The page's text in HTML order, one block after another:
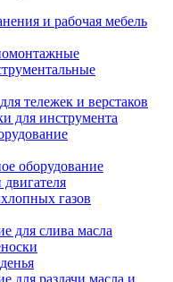
и рабочая мебель
тележек и верстаков
для инструмента
оборудование
газов
для слива масла
для раздачи масла и